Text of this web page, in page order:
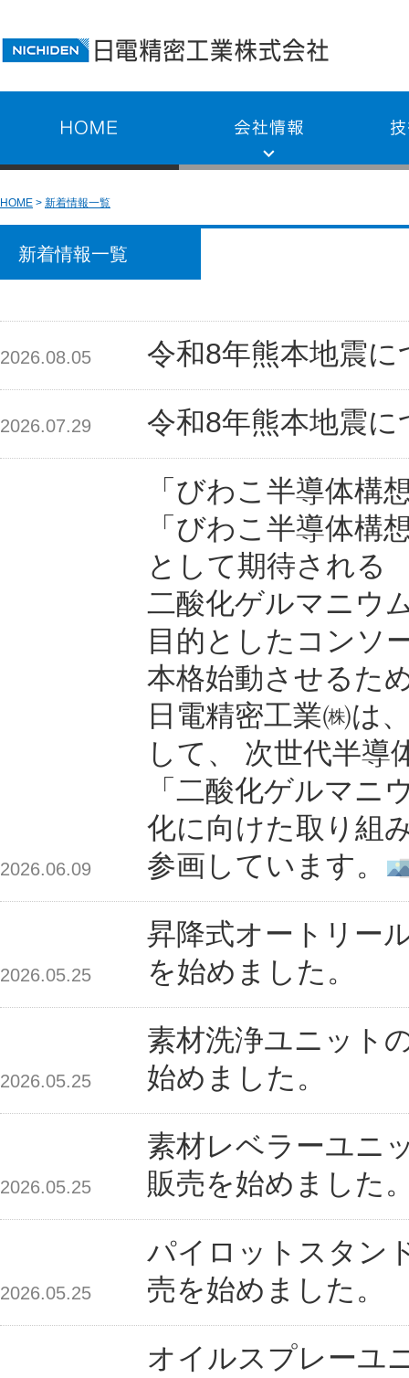
HOME 新着情報一覧
新着情報一覧
2026.08.05 令和8年熊本地震
2026.07.29 令和8年熊本地震
2026.06.09
「びわこ半導体構
「びわこ半導体構
として期待される
二酸化ゲルマニウ
目的としたコンソ
本格始動させるた
日電精密工業㈱は
して、 次世代半導
「二酸化ゲルマニ
化に向けた取り組
参画しています。
2026.05.25
昇降式オートリー
を始めました。
2026.05.25
素材洗浄ユニット
始めました。
2026.05.25
素材レベラーユニ
販売を始めました
2026.05.25
パイロットスタン
売を始めました。
オイルスプレーユ